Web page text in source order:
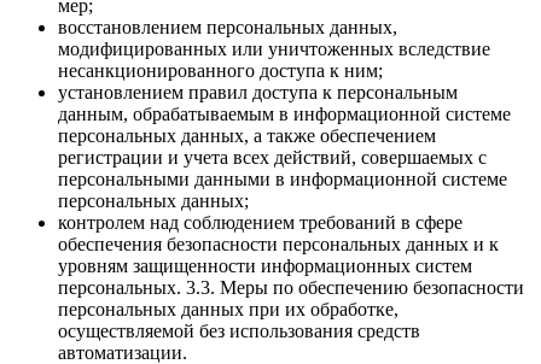
мер;
восстановлением персональных данных,
модифицированных или уничтоженных вследствие
несанкционированного доступа к ним;
установлением правил доступа к персональным
данным, обрабатываемым в информационной системе
персональных данных, а также обеспечением
регистрации и учета всех действий, совершаемых с
персональными данными в информационной системе
персональных данных;
контролем над соблюдением требований в сфере
обеспечения безопасности персональных данных и к
уровням защищенности информационных систем
персональных. 3.3. Меры по обеспечению безопасности
персональных данных при их обработке,
осуществляемой без использования средств
автоматизации.